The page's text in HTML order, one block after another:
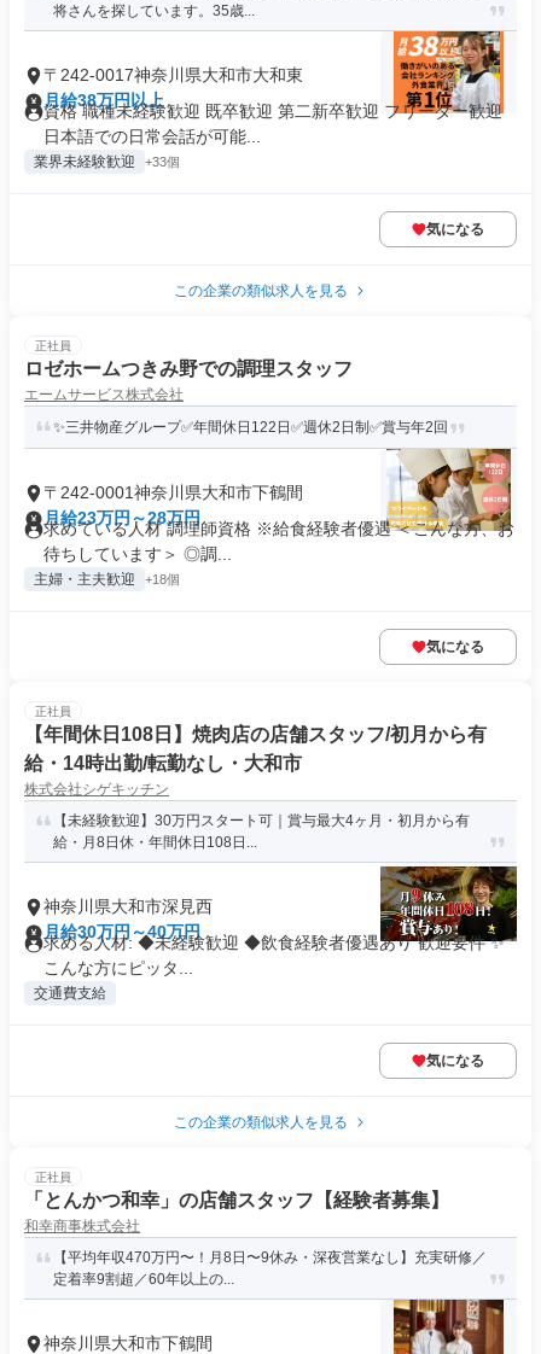
将さんを探しています。35歳...
〒242-0017神奈川県大和市大和東
月給38万円以上
資格 職種未経験歓迎 既卒歓迎 第二新卒歓迎 フリーター歓迎
日本語での日常会話が可能...
業界未経験歓迎 +33個
気になる
この企業の類似求人を見る
正社員
ロゼホームつきみ野での調理スタッフ
エームサービス株式会社
✨三井物産グループ✅年間休日122日✅週休2日制✅賞与年2回
〒242-0001神奈川県大和市下鶴間
月給23万円～28万円
求めている人材 調理師資格 ※給食経験者優遇 ＜こんな方、お
待ちしています＞ ◎調...
主婦・主夫歓迎 +18個
気になる
正社員
【年間休日108日】焼肉店の店舗スタッフ/初月から有
給・14時出勤/転勤なし・大和市
株式会社シゲキッチン
【未経験歓迎】30万円スタート可｜賞与最大4ヶ月・初月から有
給・月8日休・年間休日108日...
神奈川県大和市深見西
月給30万円～40万円
求める人材: ◆未経験歓迎 ◆飲食経験者優遇あり 歓迎要件 ✨
こんな方にピッタ...
交通費支給
気になる
この企業の類似求人を見る
正社員
「とんかつ和幸」の店舗スタッフ【経験者募集】
和幸商事株式会社
【平均年収470万円〜！月8日〜9休み・深夜営業なし】充実研修／
定着率9割超／60年以上の...
神奈川県大和市下鶴間